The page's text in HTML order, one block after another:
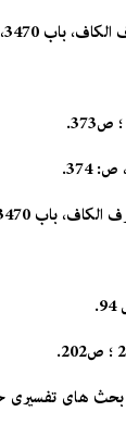
[9]
بحث هاى